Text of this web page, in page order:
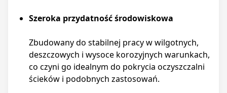
Szeroka przydatność środowiskowa
Zbudowany do stabilnej pracy w wilgotnych,
deszczowych i wysoce korozyjnych warunkach,
co czyni go idealnym do pokrycia oczyszczalni
ścieków i podobnych zastosowań.